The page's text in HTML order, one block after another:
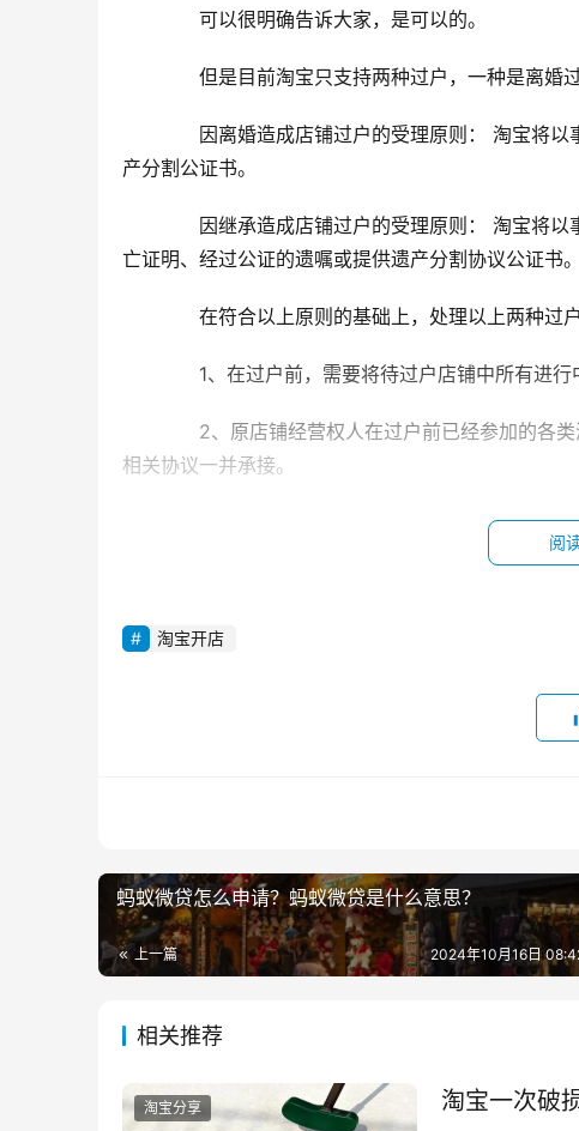
可以很明确告诉大家，是可以的。
但是目前淘宝只支持两种过户，一种是离婚过
因离婚造成店铺过户的受理原则： 淘宝将以
产分割公证书。
因继承造成店铺过户的受理原则： 淘宝将以
亡证明、经过公证的遗嘱或提供遗产分割协议公证书。
在符合以上原则的基础上，处理以上两种过户
1、在过户前，需要将待过户店铺中所有进行
2、原店铺经营权人在过户前已经参加的各类
相关协议一并承接。
3、原店铺经营权人已经缴纳的各类服务保证
5、店铺受让人应当是18-70周岁，有完全民事
6、过户申请人需要自行承担店铺过户服务费
当您的店铺注销重开后，还应该了解一些常见
规行为到一定程度，店铺会被关闭。
新开店了。这样被关闭的店铺只能使用其他人的身份证
另外，店铺没有违规，是因为在售宝贝连续六
阅
淘宝开店
蚂蚁微贷怎么申请？蚂蚁微贷是什么意思？
上一篇 2024年10月16日
相关推荐
淘宝分享 淘宝一次破